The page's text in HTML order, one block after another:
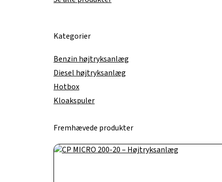
Kategorier
Benzin højtryksanlæg
Diesel højtryksanlæg
Hotbox
Kloakspuler
Fremhævede produkter